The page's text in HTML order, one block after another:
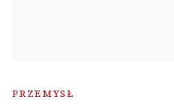
PRZEMYSŁ